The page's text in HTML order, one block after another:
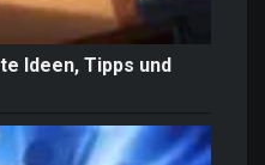
Ideen, Tipps und